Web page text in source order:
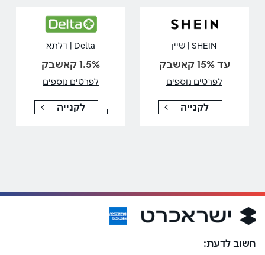
SHEIN | שיין
עד 15% קאשבק
לפרטים נוספים
לקנייה
Delta | דלתא
1.5% קאשבק
לפרטים נוספים
לקנייה
חשוב לדעת: